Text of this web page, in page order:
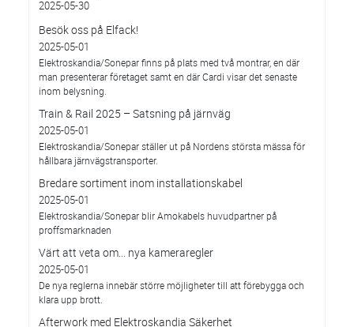
2025-05-30
Besök oss på Elfack!
2025-05-01
Elektroskandia/Sonepar finns på plats med två montrar, en där
man presenterar företaget samt en där Cardi visar det senaste
inom belysning.
Train & Rail 2025 – Satsning på järnväg
2025-05-01
Elektroskandia/Sonepar ställer ut på Nordens största mässa för
hållbara järnvägstransporter.
Bredare sortiment inom installationskabel
2025-05-01
Elektroskandia/Sonepar blir Amokabels huvudpartner på
proffsmarknaden
Värt att veta om... nya kameraregler
2025-05-01
De nya reglerna innebär större möjligheter till att förebygga och
klara upp brott.
Afterwork med Elektroskandia Säkerhet